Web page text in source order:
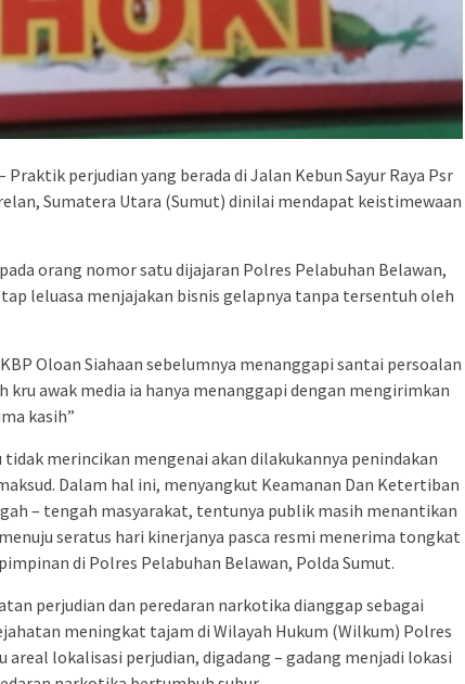
Praktik perjudian yang berada di Jalan Kebun Sayur Raya Psr
Sumatera Utara (Sumut) dinilai mendapat keistimewaan
orang nomor satu dijajaran Polres Pelabuhan Belawan,
leluasa menjajakan bisnis gelapnya tanpa tersentuh oleh
Oloan Siahaan sebelumnya menanggapi santai persoalan
kru awak media ia hanya menanggapi dengan mengirimkan
kasih”
merincikan mengenai akan dilakukannya penindakan
Dalam hal ini, menyangkut Keamanan Dan Ketertiban
– tengah masyarakat, tentunya publik masih menantikan
seratus hari kinerjanya pasca resmi menerima tongkat
di Polres Pelabuhan Belawan, Polda Sumut.
perjudian dan peredaran narkotika dianggap sebagai
meningkat tajam di Wilayah Hukum (Wilkum) Polres
areal lokalisasi perjudian, digadang – gadang menjadi lokasi